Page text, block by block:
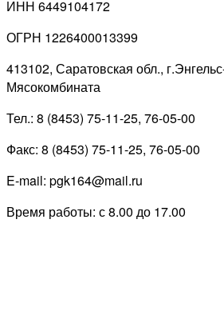
ИНН 6449104172
ОГРН 1226400013399
413102, Саратовская обл.,
Мясокомбината
Тел.: 8 (8453) 75-11-25, 76-05-00
Факс: 8 (8453) 75-11-25, 76-05-00
E-mail: pgk164@mail.ru
Время работы: с 8.00 до 17.00